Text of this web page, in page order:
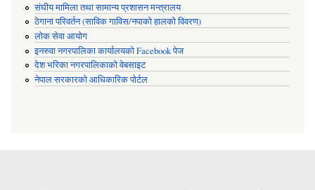
संघीय मामिला तथा सामान्य प्रशासन मन्त्रालय
ठेगाना परिवर्तन (साविक गाविस/नपाको हालको विवरण)
लोक सेवा आयोग
इनरुवा नगरपालिका कार्यालयको Facebook पेज
देश भरिका नगरपालिकाको वेबसाइट
नेपाल सरकारको आधिकारिक पोर्टल